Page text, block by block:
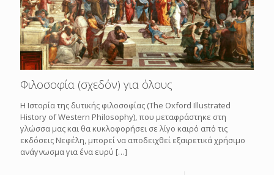
Φιλοσοφία (σχεδόν) για όλους
Η Ιστορία της δυτικής φιλοσοφίας (The Oxford Illustrated
History of Western Philosophy), που μεταφράστηκε στη
γλώσσα μας και θα κυκλοφορήσει σε λίγο καιρό από τις
εκδόσεις Νεφέλη, μπορεί να αποδειχθεί εξαιρετικά χρήσιμο
ανάγνωσμα για ένα ευρύ […]